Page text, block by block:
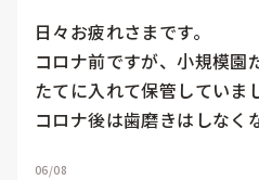
日々お疲れさまです。
コロナ前ですが、小規模園
たてに入れて保管していま
コロナ後は歯磨きはしなく
06/08